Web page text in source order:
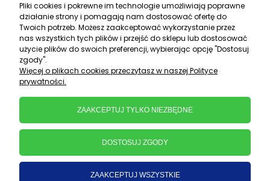
pon.-pt.: 10:00-16:00
sklep@ebratek.pl
Pliki cookies i pokrewne im technologie umożliwiają poprawne
działanie strony i pomagają nam dostosować ofertę do
Twoich potrzeb. Możesz zaakceptować wykorzystanie przez
nas wszystkich tych plików i przejść do sklepu lub dostosować
użycie plików do swoich preferencji, wybierając opcję "Dostosuj
zgody".
Więcej o plikach cookies przeczytasz w naszej Polityce
prywatności.
ZAAKCEPTUJ TYLKO NIEZBĘDNE
DOSTOSUJ ZGODY
ZAAKCEPTUJ WSZYSTKIE